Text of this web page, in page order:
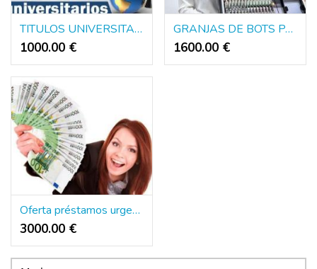
TITULOS UNIVERSITARIOS DE EUROPA Y AMERICA
1000.00 €
GRANJAS DE BOTS PARA DINERO PUBLICIDAD Y POLITICA
1600.00 €
Oferta préstamos urgencio y rapido 3.000€ a 2.000.000€
3000.00 €